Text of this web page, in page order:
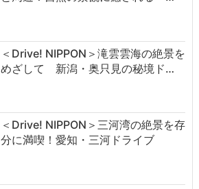
＜Drive! NIPPON＞滝雲雲海の絶景を
めざして 新潟・奥只見の秘境ド…
＜Drive! NIPPON＞三河湾の絶景を存
分に満喫！愛知・三河ドライブ